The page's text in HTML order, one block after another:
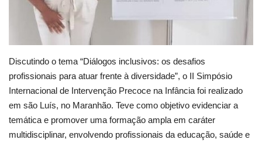
Discutindo o tema “Diálogos inclusivos: os desafios
profissionais para atuar frente à diversidade”, o II Simpósio
Internacional de Intervenção Precoce na Infância foi realizado
em são Luís, no Maranhão. Teve como objetivo evidenciar a
temática e promover uma formação ampla em caráter
multidisciplinar, envolvendo profissionais da educação, saúde e